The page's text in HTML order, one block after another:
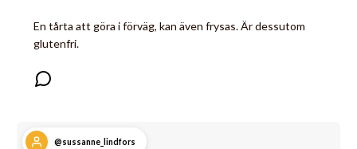
En tårta att göra i förväg, kan även frysas. Är dessutom
glutenfri.
@sussanne_lindfors